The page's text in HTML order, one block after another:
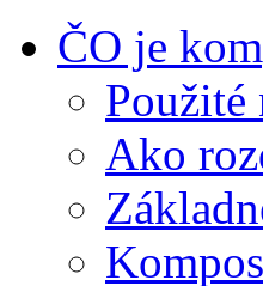
ČO je
Použité
Ako